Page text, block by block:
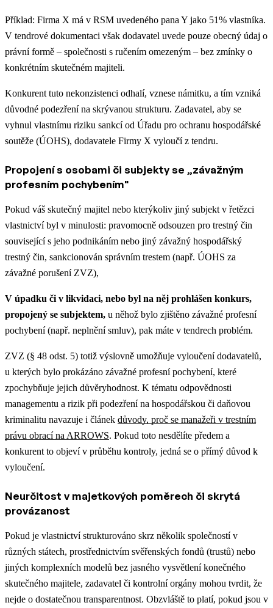
Příklad: Firma X má v RSM uvedeného pana Y jako 51% vlastníka.
V tendrové dokumentaci však dodavatel uvede pouze obecný údaj o
právní formě – společnosti s ručením omezeným – bez zmínky o
konkrétním skutečném majiteli.
Konkurent tuto nekonzistenci odhalí, vznese námitku, a tím vzniká
důvodné podezření na skrývanou strukturu. Zadavatel, aby se
vyhnul vlastnímu riziku sankcí od Úřadu pro ochranu hospodářské
soutěže (ÚOHS), dodavatele Firmy X vyloučí z tendru.
Propojení s osobami či subjekty se „závažným
profesním pochybením"
Pokud váš skutečný majitel nebo kterýkoliv jiný subjekt v řetězci
vlastnictví byl v minulosti: pravomocně odsouzen pro trestný čin
související s jeho podnikáním nebo jiný závažný hospodářský
trestný čin, sankcionován správním trestem (např. ÚOHS za
závažné porušení ZVZ),
V úpadku či v likvidaci, nebo byl na něj prohlášen konkurs,
propojený se subjektem, u něhož bylo zjištěno závažné profesní
pochybení (např. neplnění smluv), pak máte v tendrech problém.
ZVZ (§ 48 odst. 5) totiž výslovně umožňuje vyloučení dodavatelů,
u kterých bylo prokázáno závažné profesní pochybení, které
zpochybňuje jejich důvěryhodnost. K tématu odpovědnosti
managementu a rizik při podezření na hospodářskou či daňovou
kriminalitu navazuje i článek důvody, proč se manažeři v trestním
právu obrací na ARROWS. Pokud toto nesdělíte předem a
konkurent to objeví v průběhu kontroly, jedná se o přímý důvod k
vyloučení.
Neurčitost v majetkových poměrech či skrytá
provázanost
Pokud je vlastnictví strukturováno skrz několik společností v
různých státech, prostřednictvím svěřenských fondů (trustů) nebo
jiných komplexních modelů bez jasného vysvětlení konečného
skutečného majitele, zadavatel či kontrolní orgány mohou tvrdit, že
nejde o dostatečnou transparentnost. Obzvláště to platí, pokud jsou v